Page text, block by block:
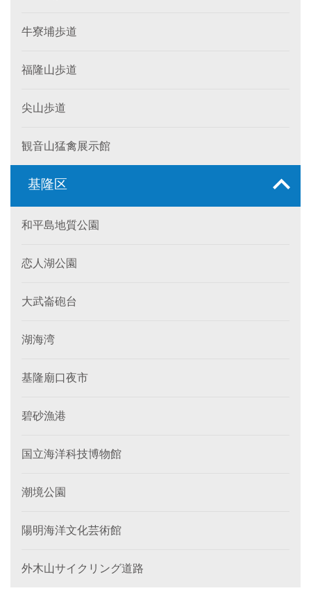
牛寮埔歩道
福隆山歩道
尖山歩道
観音山猛禽展示館
基隆区
和平島地質公園
恋人湖公園
大武崙砲台
湖海湾
基隆廟口夜市
碧砂漁港
国立海洋科技博物館
潮境公園
陽明海洋文化芸術館
外木山サイクリング道路